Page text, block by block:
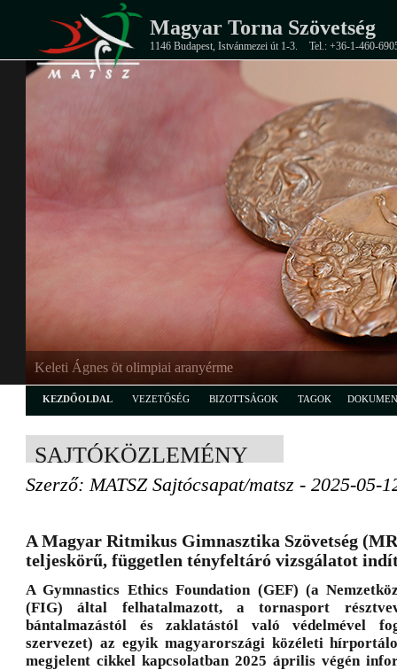
Magyar Torna Szövetség
1146 Budapest, Istvánmezei út 1-3. Tel.: +36-1-460-
Keleti Ágnes öt olimpiai aranyérme
KEZDŐOLDAL VEZETŐSÉG BIZOTTSÁGOK TAGOK
SAJTÓKÖZLEMÉNY
Szerző: MATSZ Sajtócsapat/matsz - 2025-05-
A Magyar Ritmikus Gimnasztika Szövetség
teljeskörű, független tényfeltáró vizsgálatot
A Gymnastics Ethics Foundation (GEF) (a
(FIG) által felhatalmazott, a tornasport
bántalmazástól és zaklatástól való védelmével
szervezet) az egyik magyarországi közéleti
megjelent cikkel kapcsolatban 2025 április végén